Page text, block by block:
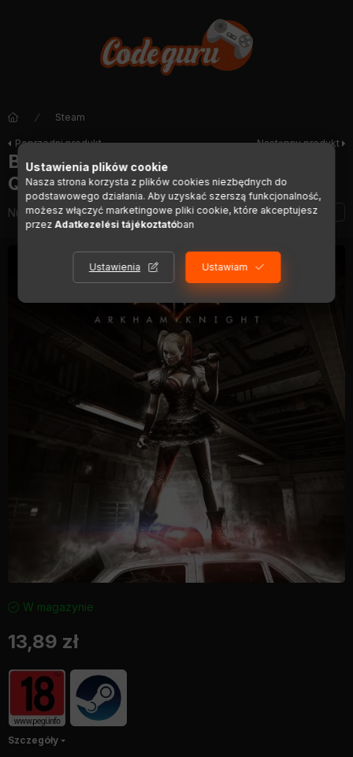
Steam
Poprzedni produkt Następny produkt
Batman: Arkham Knight - Harley
Quinn (DLC)
Numer artykułu:DIGI00885
W magazynie
13,89 zł
Szczegóły
Ustawienia plików cookie
Nasza strona korzysta z plików cookies niezbędnych do
podstawowego działania. Aby uzyskać szerszą funkcjonalność,
możesz włączyć marketingowe pliki cookie, które akceptujesz
przezAdatkezelési tájékoztatóban
Ustawienia Ustawiam